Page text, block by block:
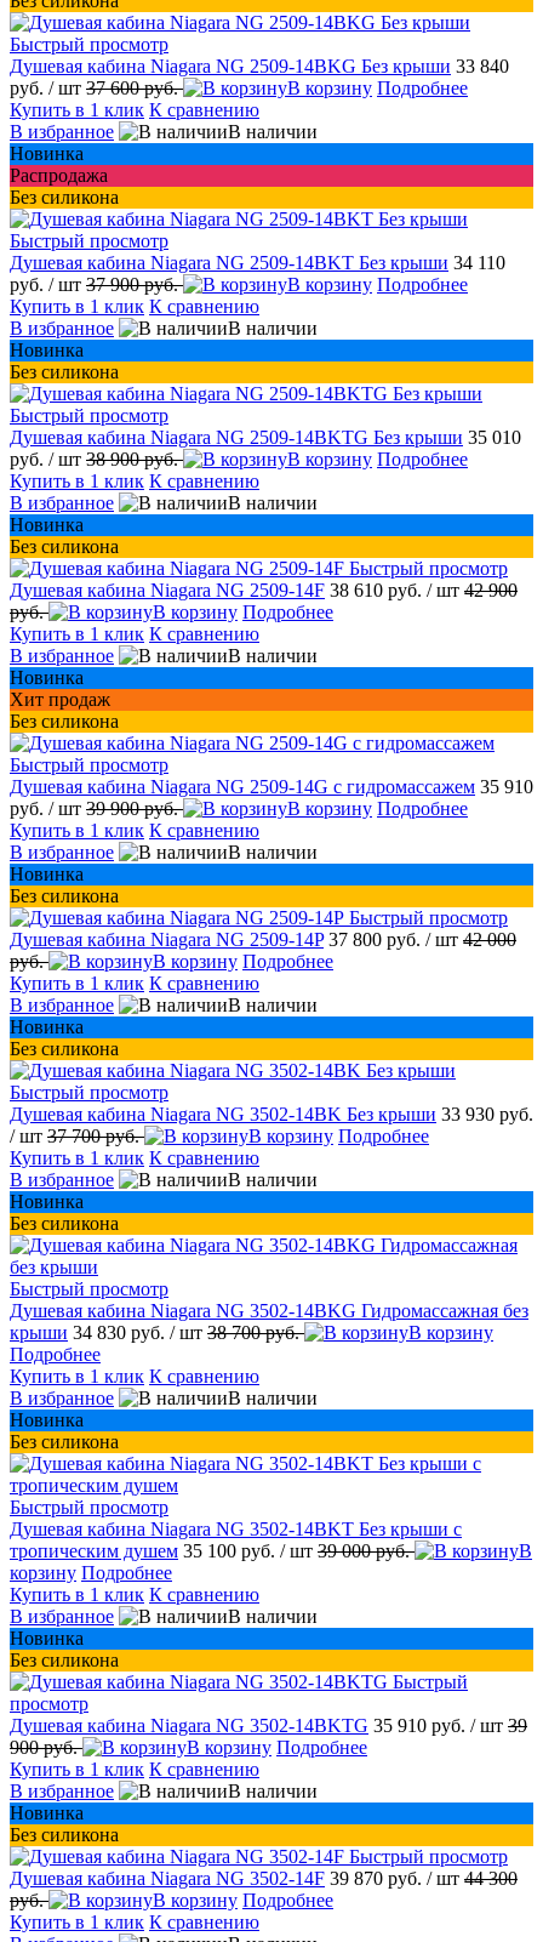
Быстрый просмотр
Душевая кабина Niagara NG 2509-14BKG Без крыши 33 840
руб. / шт 37 600 руб. В корзину Подробнее
Купить в 1 клик К сравнению
В избранное
В наличии
Новинка
Распродажа
Без силикона
Быстрый просмотр
Душевая кабина Niagara NG 2509-14BKT Без крыши 34 110
руб. / шт 37 900 руб. В корзину Подробнее
Купить в 1 клик К сравнению
В избранное
В наличии
Новинка
Без силикона
Быстрый просмотр
Душевая кабина Niagara NG 2509-14BKTG Без крыши 35 010
руб. / шт 38 900 руб. В корзину Подробнее
Купить в 1 клик К сравнению
В избранное
В наличии
Новинка
Без силикона
Быстрый просмотр
Душевая кабина Niagara NG 2509-14F 38 610 руб. / шт 42 900
руб.
В корзину Подробнее
Купить в 1 клик К сравнению
В избранное
В наличии
Новинка
Хит продаж
Без силикона
Быстрый просмотр
Душевая кабина Niagara NG 2509-14G с гидромассажем 35 910
руб. / шт 39 900 руб. В корзину Подробнее
Купить в 1 клик К сравнению
В избранное
В наличии
Новинка
Без силикона
Быстрый просмотр
Душевая кабина Niagara NG 2509-14P 37 800 руб. / шт 42 000
руб.
В корзину Подробнее
Купить в 1 клик К сравнению
В избранное
В наличии
Новинка
Без силикона
Быстрый просмотр
Душевая кабина Niagara NG 3502-14BK Без крыши 33 930 руб.
/ шт 37 700 руб. В корзину Подробнее
Купить в 1 клик К сравнению
В избранное
В наличии
Новинка
Без силикона
Быстрый просмотр
Душевая кабина Niagara NG 3502-14BKG Гидромассажная без
крыши 34 830 руб. / шт 38 700 руб.
В корзину
Подробнее
Купить в 1 клик К сравнению
В избранное
В наличии
Новинка
Без силикона
Быстрый просмотр
Душевая кабина Niagara NG 3502-14BKT Без крыши с
тропическим душем 35 100 руб. / шт 39 000 руб.
В
корзину Подробнее
Купить в 1 клик К сравнению
В избранное
В наличии
Новинка
Без силикона
Быстрый
просмотр
Душевая кабина Niagara NG 3502-14BKTG 35 910 руб. / шт 39
900 руб.
В корзину Подробнее
Купить в 1 клик К сравнению
В избранное
В наличии
Новинка
Без силикона
Быстрый просмотр
Душевая кабина Niagara NG 3502-14F 39 870 руб. / шт 44 300
руб.
В корзину Подробнее
Купить в 1 клик К сравнению